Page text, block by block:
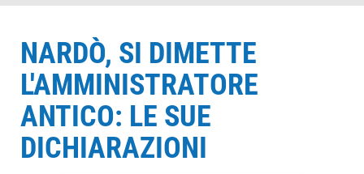
NARDÒ, SI DIMETTE
L'AMMINISTRATORE
ANTICO: LE SUE
DICHIARAZIONI